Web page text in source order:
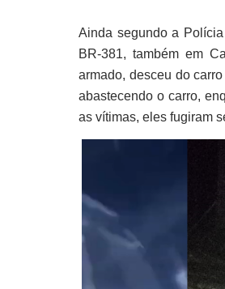
Ainda segundo a
BR-381, também em
armado, desceu do
abastecendo o carro,
as vítimas, eles fugiram